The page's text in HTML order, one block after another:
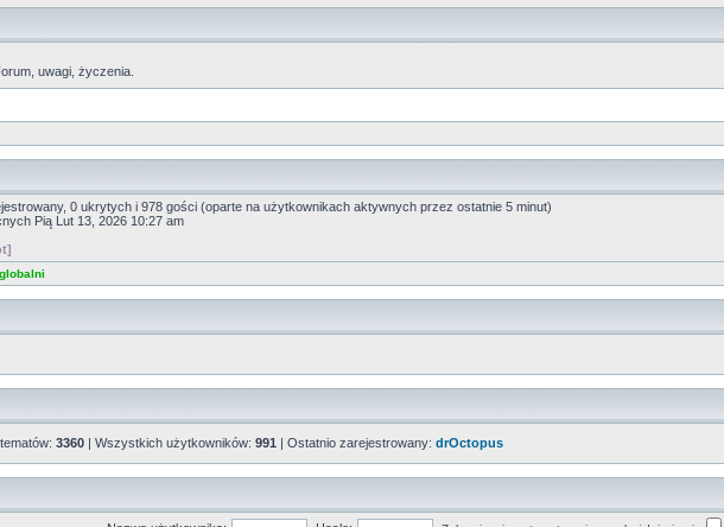
uwagi, życzenia.
0 ukrytych i 978 gości (oparte na użytkownikach aktywnych przez ostatnie 5 minut)
Pią Lut 13, 2026 10:27 am
3360 | Wszystkich użytkowników: 991 | Ostatnio zarejestrowany: drOctopus